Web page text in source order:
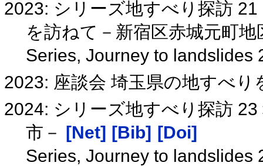
2023: シリーズ地すべり探訪
を訪ねて－新宿区赤城元町
Series, Journey to landslides
2023: 座談会 埼玉県の地すべ
2024: シリーズ地すべり探訪
市－ [Net] [Bib] [Doi]
Series, Journey to landslides